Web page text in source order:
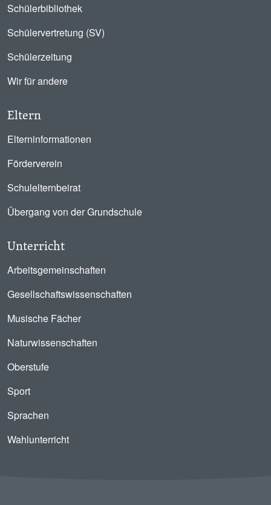
Schülerbibliothek
Schülervertretung (SV)
Schülerzeitung
Wir für andere
Eltern
Elterninformationen
Förderverein
Schulelternbeirat
Übergang von der Grundschule
Unterricht
Arbeitsgemeinschaften
Gesellschaftswissenschaften
Musische Fächer
Naturwissenschaften
Oberstufe
Sport
Sprachen
Wahlunterricht